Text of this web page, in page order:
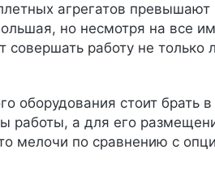
агрегатов
но несмотря на все
работу не только
оборудования стоит брать
работы, а для его
мелочи по сравнению с